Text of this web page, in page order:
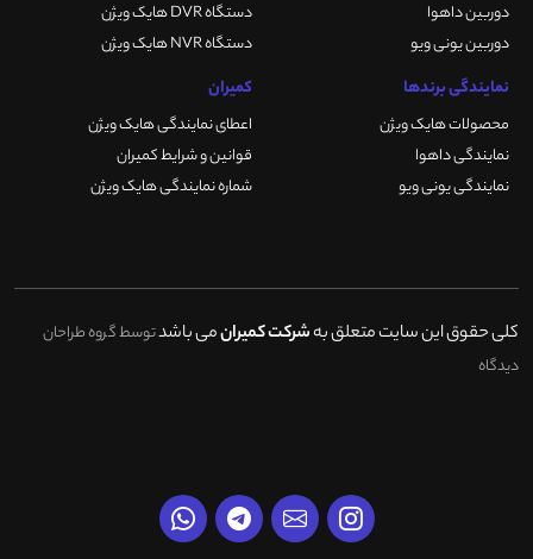
دوربین داهوا
دوربین یونی ویو
دستگاه DVR هایک ویژن
دستگاه NVR هایک ویژن
نمایندگی برندها
محصولات هایک ویژن
نمایندگی داهوا
نمایندگی یونی ویو
کمیران
اعطای نمایندگی هایک ویژن
قوانین و شرایط کمیران
شماره نمایندگی هایک ویژن
کلی حقوق این سایت متعلق بهشرکت کمیرانمی باشدتوسط گروه طراحان
دیدگاه